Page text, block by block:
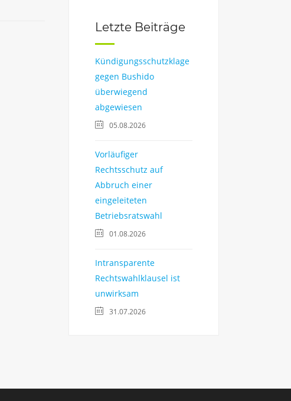
Letzte Beiträge
Kündigungsschutzklage
gegen Bushido
überwiegend
abgewiesen
05.08.2026
Vorläufiger
Rechtsschutz auf
Abbruch einer
eingeleiteten
Betriebsratswahl
01.08.2026
Intransparente
Rechtswahlklausel ist
unwirksam
31.07.2026